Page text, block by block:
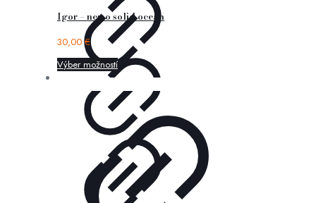
Igor – nemo solid ocean
30,00€
Výber možností